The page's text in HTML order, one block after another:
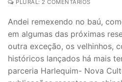
PLURAL: 2 COMENTÁRIOS
Andei remexendo no baú,
em algumas das próximas
outra exceção, os velhinhos,
históricos lançados há mais
parceria Harlequim- Nova